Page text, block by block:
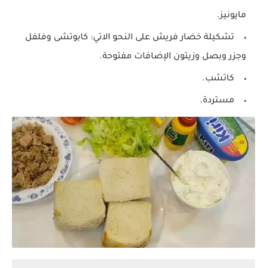
مايونيز.
تشكيلة خضار فريش على النحو الاتي: كابوتشى وفلفل
وجزر وبصل وزيتون الإضافات مفتوحة.
كاتشب.
مستردة.